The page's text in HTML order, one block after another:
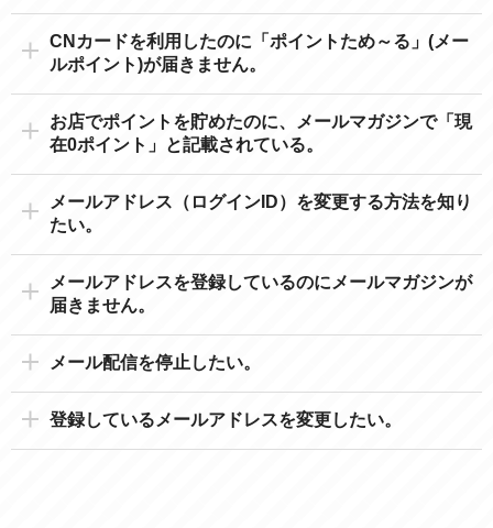
CNカードを利用したのに「ポイントため～る」(メー
ルポイント)が届きません。
お店でポイントを貯めたのに、メールマガジンで「現
在0ポイント」と記載されている。
メールアドレス（ログインID）を変更する方法を知り
たい。
メールアドレスを登録しているのにメールマガジンが
届きません。
メール配信を停止したい。
登録しているメールアドレスを変更したい。